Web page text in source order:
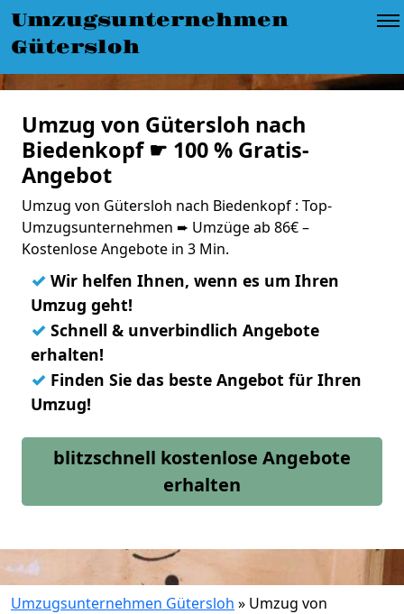
Umzugsunternehmen
Gütersloh
Umzug von Gütersloh nach
Biedenkopf ☛ 100 % Gratis-
Angebot
Umzug von Gütersloh nach Biedenkopf : Top-
Umzugsunternehmen ➨ Umzüge ab 86€ –
Kostenlose Angebote in 3 Min.
✓ Wir helfen Ihnen, wenn es um Ihren
Umzug geht!
✓ Schnell & unverbindlich Angebote
erhalten!
✓ Finden Sie das beste Angebot für Ihren
Umzug!
blitzschnell kostenlose Angebote
erhalten
Umzugsunternehmen Gütersloh » Umzug von